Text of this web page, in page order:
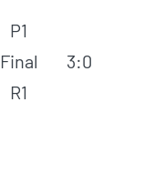
P1
Final
R1
3:0